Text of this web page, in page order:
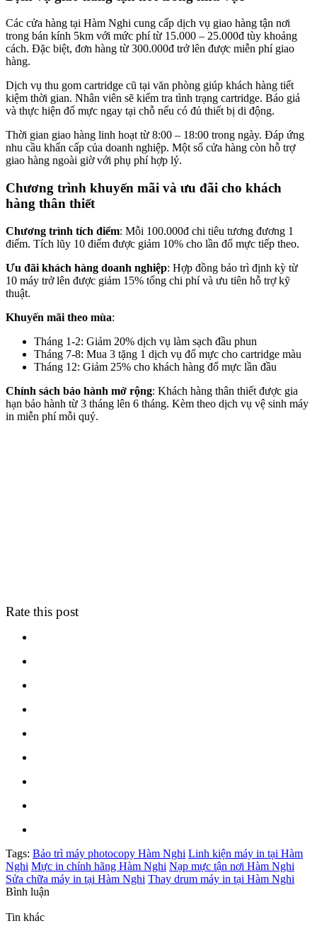
Các cửa hàng tại Hàm Nghi cung cấp dịch vụ giao hàng tận nơi
trong bán kính 5km với mức phí từ 15.000 – 25.000đ tùy khoảng
cách. Đặc biệt, đơn hàng từ 300.000đ trở lên được miễn phí giao
hàng.
Dịch vụ thu gom cartridge cũ tại văn phòng giúp khách hàng tiết
kiệm thời gian. Nhân viên sẽ kiểm tra tình trạng cartridge. Báo giá
và thực hiện đổ mực ngay tại chỗ nếu có đủ thiết bị di động.
Thời gian giao hàng linh hoạt từ 8:00 – 18:00 trong ngày. Đáp ứng
nhu cầu khẩn cấp của doanh nghiệp. Một số cửa hàng còn hỗ trợ
giao hàng ngoài giờ với phụ phí hợp lý.
Chương trình khuyến mãi và ưu đãi cho khách
hàng thân thiết
Chương trình tích điểm: Mỗi 100.000đ chi tiêu tương đương 1
điểm. Tích lũy 10 điểm được giảm 10% cho lần đổ mực tiếp theo.
Ưu đãi khách hàng doanh nghiệp: Hợp đồng bảo trì định kỳ từ
10 máy trở lên được giảm 15% tổng chi phí và ưu tiên hỗ trợ kỹ
thuật.
Khuyến mãi theo mùa:
Tháng 1-2: Giảm 20% dịch vụ làm sạch đầu phun
Tháng 7-8: Mua 3 tặng 1 dịch vụ đổ mực cho cartridge màu
Tháng 12: Giảm 25% cho khách hàng đổ mực lần đầu
Chính sách bảo hành mở rộng: Khách hàng thân thiết được gia
hạn bảo hành từ 3 tháng lên 6 tháng. Kèm theo dịch vụ vệ sinh máy
in miễn phí mỗi quý.
Rate this post
Tags: Bảo trì máy photocopy Hàm Nghi Linh kiện máy in tại Hàm
Nghi Mực in chính hãng Hàm Nghi Nạp mực tận nơi Hàm Nghi
Sửa chữa máy in tại Hàm Nghi Thay drum máy in tại Hàm Nghi
Bình luận
Tin khác